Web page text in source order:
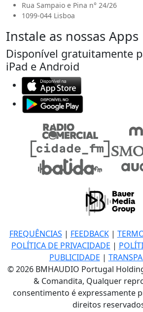
Rua Sampaio e Pina n° 24/26
1099-044 Lisboa
Instale as nossas Apps
Disponível gratuitamente
iPad e Android
FREQUÊNCIAS | FEEDBACK|
POLÍTICA DE PRIVACIDADE |
PUBLICIDADE |
© 2026 BMHAUDIO Portugal
& Comandita, Qualquer
consentimento é expressamente
direitos